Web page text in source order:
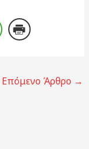
Επόμενο Άρθρο →